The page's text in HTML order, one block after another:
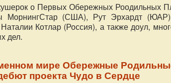
о Первых Обережных Роодильных
МорнингСтар (США), Рут Эрхардт
Котлар (Россия), а также доул,
дел.
мире Обережные
проекта Чудо в Сердце